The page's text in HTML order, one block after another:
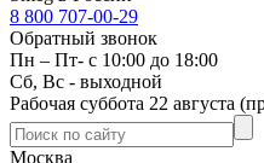
8 800 707-00-29
Обратный звонок
Пн – Пт- с 10:00 до 18:00
Сб, Вс - выходной
Рабочая суббота 22 августа
Москва